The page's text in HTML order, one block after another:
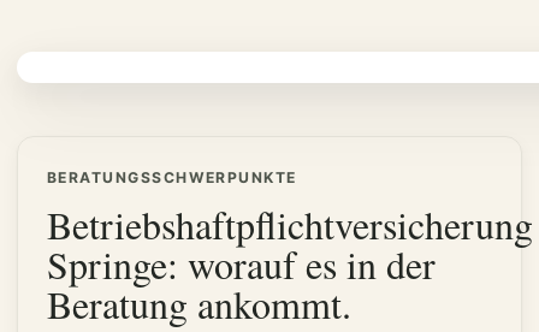
BERATUNGSSCHWERPUNKTE
Betriebshaftpflichtversicherung
Springe: worauf es in der
Beratung ankommt.